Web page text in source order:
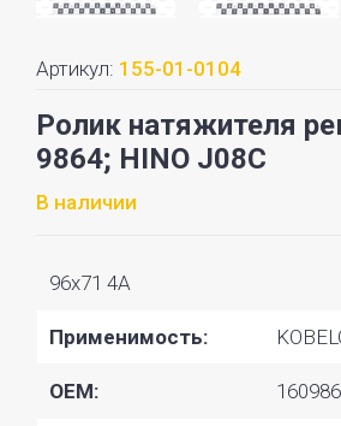
Артикул: 155-01-0104
Ролик натяжителя
9864; HINO J08C
В наличии
96x71 4A
Применимость:
OEM: